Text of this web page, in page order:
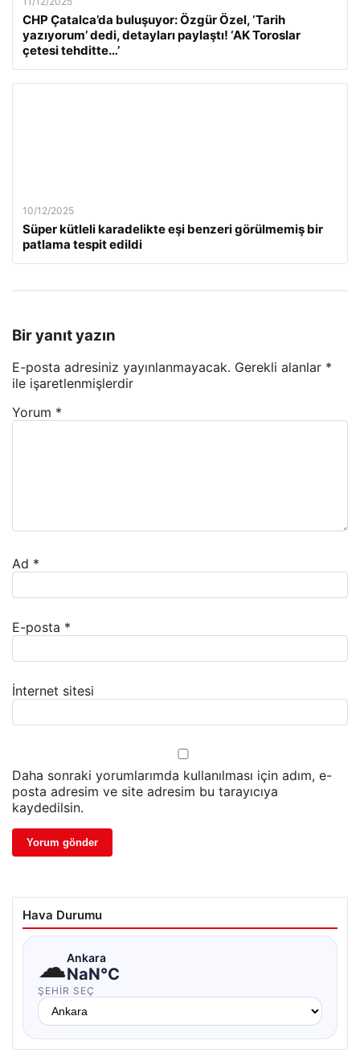
CHP Çatalca’da buluşuyor: Özgür Özel, ‘Tarih
yazıyorum’ dedi, detayları paylaştı! ‘AK Toroslar
çetesi tehditte…’
10/12/2025
Süper kütleli karadelikte eşi benzeri görülmemiş bir
patlama tespit edildi
Bir yanıt yazın
E-posta adresiniz yayınlanmayacak. Gerekli alanlar *
ile işaretlenmişlerdir
Yorum *
Ad *
E-posta *
İnternet sitesi
Daha sonraki yorumlarımda kullanılması için adım, e-
posta adresim ve site adresim bu tarayıcıya
kaydedilsin.
Hava Durumu
☁Ankara
NaN°C
ŞEHIR SEÇ